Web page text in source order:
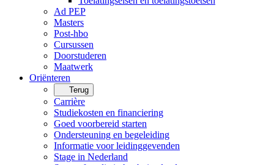
Ad PEP
Masters
Post-hbo
Cursussen
Doorstuderen
Maatwerk
Oriënteren
Terug
Carrière
Studiekosten en financiering
Goed voorbereid starten
Ondersteuning en begeleiding
Informatie voor leidinggevenden
Stage in Nederland